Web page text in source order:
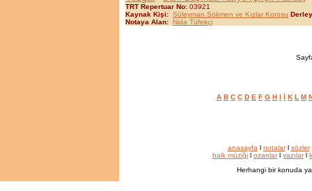
TRT Repertuar No: 03921
Kaynak Kişi: Süleyman Sökmen ve Kızlar Korosu
Notaya Alan: Nida Tüfekçi
A B C Ç D E F G H I İ K L M
anasayfa l notalarl sözler
halk müziği l ozanlarl yazılarl
Herhangi bir konuda